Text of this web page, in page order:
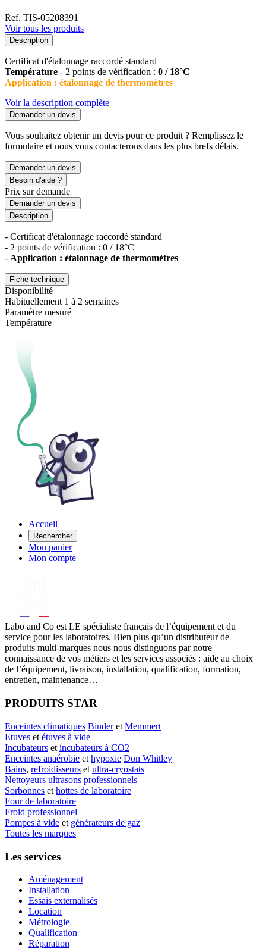
Ref. TIS-05208391
Voir tous les produits
Description
Certificat d'étalonnage raccordé standard
Température - 2 points de vérification : 0 / 18°C
Application : étalonnage de thermomètres
Voir la description complète
Demander un devis
Vous souhaitez obtenir un devis pour ce produit ? Remplissez le
formulaire et nous vous contacterons dans les plus brefs délais.
Demander un devis
Besoin d'aide ?
Prix sur demande
Demander un devis
Description
- Certificat d'étalonnage raccordé standard
- 2 points de vérification : 0 / 18°C
- Application : étalonnage de thermomètres
Fiche technique
Disponibilité
Habituellement 1 à 2 semaines
Paramètre mesuré
Température
Accueil
Rechercher
Mon panier
Mon compte
Labo and Co est LE spécialiste français de l’équipement et du
service pour les laboratoires. Bien plus qu’un distributeur de
produits multi-marques nous nous distinguons par notre
connaissance de vos métiers et les services associés : aide au choix
de l’équipement, livraison, installation, qualification, formation,
entretien, maintenance…
PRODUITS STAR
Enceintes climatiques Binderet Memmert
Etuves et étuves à vide
Incubateurs et incubateurs à CO2
Enceintes anaérobie et hypoxie Don Whitley
Bains, refroidisseurs et ultra-cryostats
Nettoyeurs ultrasons professionnels
Sorbonnes et hottes de laboratoire
Four de laboratoire
Froid professionnel
Pompes à vide et générateurs de gaz
Toutes les marques
Les services
Aménagement
Installation
Essais externalisés
Location
Métrologie
Qualification
Réparation